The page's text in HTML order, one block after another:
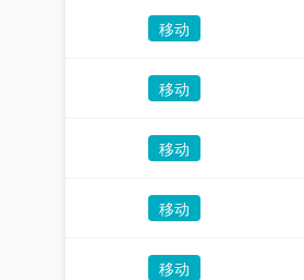
移动
移动
移动
移动
移动